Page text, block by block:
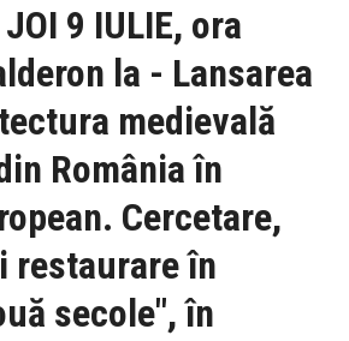
9 IULIE, ora
la - Lansarea
medievală
România în
Cercetare,
restaurare în
secole", în